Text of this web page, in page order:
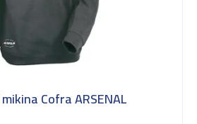
Cofra ARSENAL